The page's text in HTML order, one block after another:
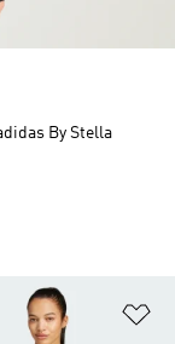
By Stella